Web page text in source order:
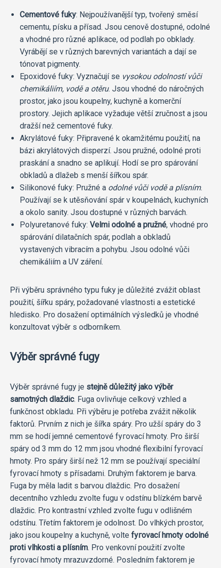
Cementové fuky: Nejpoužívanější typ, tvořený směsí
cementu, písku a přísad. Jsou cenově dostupné, odolné
a vhodné pro různé aplikace, od podlah po obklady.
Vyrábějí se v různých barevných variantách a dají se
tónovat pigmenty.
Epoxidové fuky: Vyznačují se vysokou odolností vůči
chemikáliím, vodě a otěru. Jsou vhodné do náročných
prostor, jako jsou koupelny, kuchyně a komerční
prostory. Jejich aplikace vyžaduje větší zručnost a jsou
dražší než cementové fuky.
Akrylátové fuky: Připravené k okamžitému použití, na
bázi akrylátových disperzí. Jsou pružné, odolné proti
praskání a snadno se aplikují. Hodí se pro spárování
obkladů a dlažeb s menší šířkou spár.
Silikonové fuky: Pružné a odolné vůči vodě a plísním.
Používají se k utěsňování spár v koupelnách, kuchyních
a okolo sanity. Jsou dostupné v různých barvách.
Polyuretanové fuky: Velmi odolné a pružné, vhodné pro
spárování dilatačních spár, podlah a obkladů
vystavených vibracím a pohybu. Jsou odolné vůči
chemikáliím a UV záření.
Při výběru správného typu fuky je důležité zvážit oblast
použití, šířku spáry, požadované vlastnosti a estetické
hledisko. Pro dosažení optimálních výsledků je vhodné
konzultovat výběr s odborníkem.
Výběr správné fugy
Výběr správné fugy je stejně důležitý jako výběr
samotných dlaždic. Fuga ovlivňuje celkový vzhled a
funkčnost obkladu. Při výběru je potřeba zvážit několik
faktorů. Prvním z nich je šířka spáry. Pro užší spáry do 3
mm se hodí jemné cementové fугоvací hmoty. Pro širší
spáry od 3 mm do 12 mm jsou vhodné flexibilní fугоvací
hmoty. Pro spáry širší než 12 mm se používají speciální
fугоvací hmoty s přísadami. Druhým faktorem je barva.
Fuga by měla ladit s barvou dlaždic. Pro dosažení
decentního vzhledu zvolte fugu v odstínu blízkém barvě
dlaždic. Pro kontrastní vzhled zvolte fugu v odlišném
odstínu. Třetím faktorem je odolnost. Do vlhkých prostor,
jako jsou koupelny a kuchyně, volte fугоvací hmoty odolné
proti vlhkosti a plísním. Pro venkovní použití zvolte
fугоvací hmoty mrazuvzdorné. Posledním faktorem je